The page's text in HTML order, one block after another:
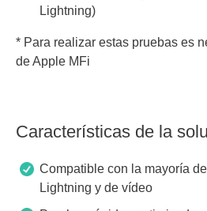
Lightning)
* Para realizar estas pruebas es
de Apple MFi
Características de la
Compatible con la mayoría
Lightning y de vídeo